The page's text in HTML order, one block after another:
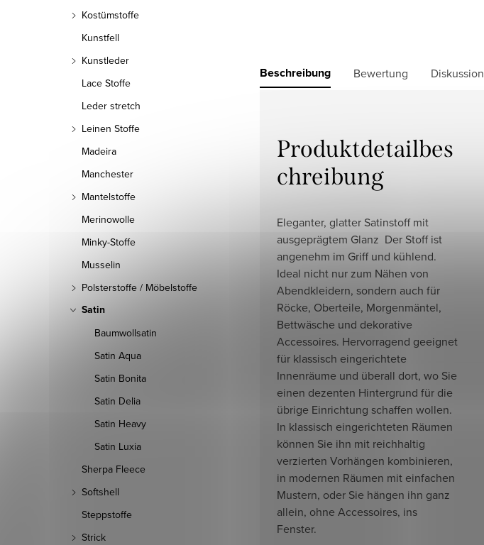
Kostümstoffe
Kunstfell
Kunstleder
Lace Stoffe
Leder stretch
Leinen Stoffe
Madeira
Manchester
Mantelstoffe
Merinowolle
Minky-Stoffe
Musselin
Polsterstoffe / Möbelstoffe
Satin
Baumwollsatin
Satin Aqua
Satin Bonita
Satin Delia
Satin Heavy
Satin Luxia
Sherpa Fleece
Softshell
Steppstoffe
Strick
Beschreibung Bewertung Diskussion
Produktdetailbes
chreibung
Eleganter, glatter Satinstoff mit
ausgeprägtem Glanz Der Stoff ist
angenehm im Griff und kühlend.
Ideal nicht nur zum Nähen von
Abendkleidern, sondern auch für
Röcke, Oberteile, Morgenmäntel,
Bettwäsche und dekorative
Accessoires. Hervorragend geeignet
für klassisch eingerichtete
Innenräume und überall dort, wo Sie
einen dezenten Hintergrund für die
übrige Einrichtung schaffen wollen.
In klassisch eingerichteten Räumen
können Sie ihn mit reichhaltig
verzierten Vorhängen kombinieren,
in modernen Räumen mit einfachen
Mustern, oder Sie hängen ihn ganz
allein, ohne Accessoires, ins
Fenster.